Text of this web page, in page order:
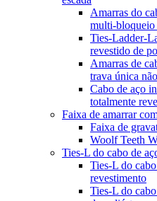
Amarras do
multi-bloqueio
Ties-Ladder-
revestido de
Amarras de
trava única
Cabo de aço
totalmente
Faixa de amarrar
Faixa de
Woolf Teeth
Ties-L do cabo de
Ties-L do
revestimento
Ties-L do